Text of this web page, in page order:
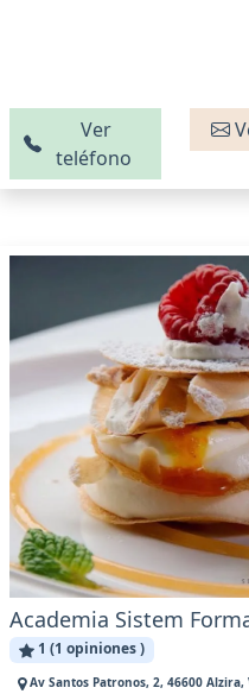
Ver
teléfono
Academia Sistem
1 (1 opiniones )
Av Santos Patronos, 2, 46600 Alzira,